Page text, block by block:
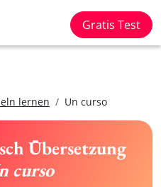
Gratis Test
lernen
Un curso
Übersetzung
curso